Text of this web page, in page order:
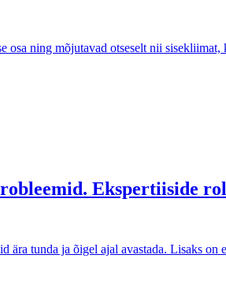
ning mõjutavad otseselt nii
Ekspertiiside
tunda ja õigel ajal avastada. Lisaks on